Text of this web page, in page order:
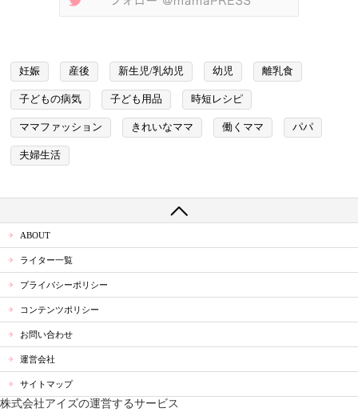
妊娠 産後 新生児/乳幼児 幼児 離乳食
子どもの病気 子ども用品 時短レシピ
ママファッション きれいなママ 働くママ パパ
夫婦生活
ABOUT
ライター一覧
プライバシーポリシー
コンテンツポリシー
お問い合わせ
運営会社
サイトマップ
株式会社アイズの運営するサービス